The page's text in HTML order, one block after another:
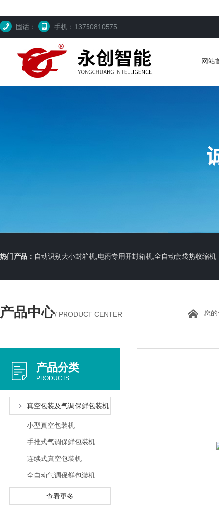
固话： 手机：13750810575
网站
热门产品： 自动识别大小封箱机,电商专用开封箱机,全自动套袋热收缩机
产品中心/ PRODUCT CENTER 您的
产品分类
PRODUCTS
真空包装及气调保鲜包装机
小型真空包装机
手推式气调保鲜包装机
连续式真空包装机
全自动气调保鲜包装机
查看更多